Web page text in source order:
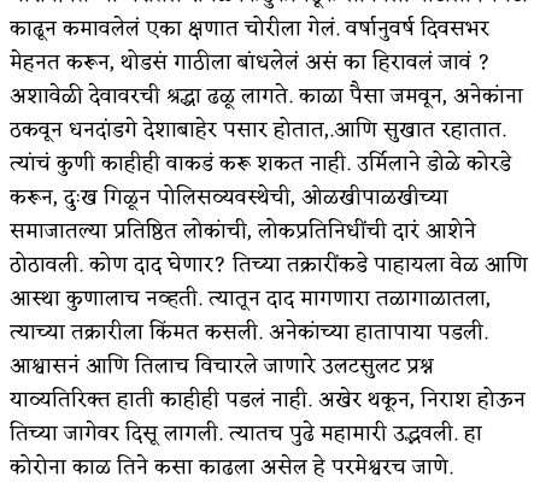
काढून कमावलेलं एका क्षणात चोरीला गेलं. वर्षानुवर्ष दिवसभर
मेहनत करून, थोडसं गाठीला बांधलेलं असं का हिरावलं जावं ?
अशावेळी देवावरची श्रद्धा ढळू लागते. काळा पैसा जमवून, अनेकांना
ठकवून धनदांडगे देशाबाहेर पसार होतात,.आणि सुखात रहातात.
त्यांचं कुणी काहीही वाकडं करू शकत नाही. उर्मिलाने डोळे कोरडे
करून, दुःख गिळून पोलिसव्यवस्थेची, ओळखीपाळखीच्या
समाजातल्या प्रतिष्ठित लोकांची, लोकप्रतिनिधींची दारं आशेने
ठोठावली. कोण दाद घेणार? तिच्या तक्रारींकडे पाहायला वेळ आणि
आस्था कुणालाच नव्हती. त्यातून दाद मागणारा तळागाळातला,
त्याच्या तक्रारीला किंमत कसली. अनेकांच्या हातापाया पडली.
आश्वासनं आणि तिलाच विचारले जाणारे उलटसुलट प्रश्न
याव्यतिरिक्त हाती काहीही पडलं नाही. अखेर थकून, निराश होऊन
तिच्या जागेवर दिसू लागली. त्यातच पुढे महामारी उद्भवली. हा
कोरोना काळ तिने कसा काढला असेल हे परमेश्वरच जाणे.